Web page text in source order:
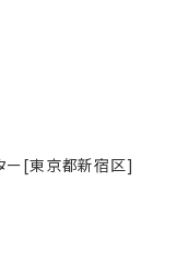
ー[東京都新宿区]